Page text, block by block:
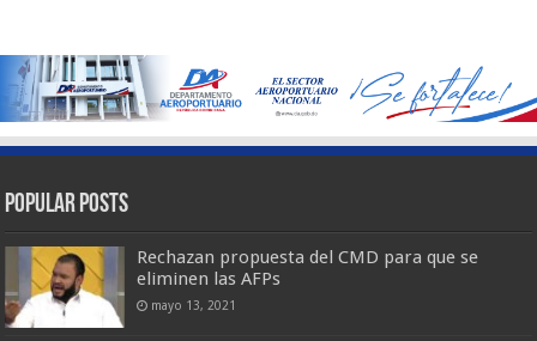
Popular Posts
Rechazan propuesta del CMD para que se
eliminen las AFPs
mayo 13, 2021